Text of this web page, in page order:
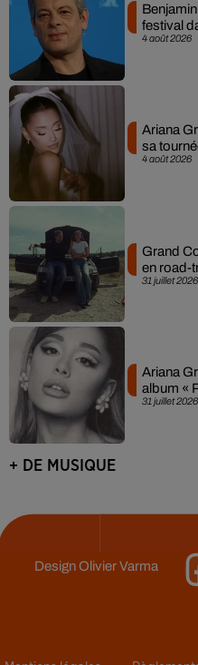
4 août 2026
festival
4 août 2026
Ariana
sa
31 juillet 2026
Grand
en road-
31 juillet 2026
Ariana
album «
+ DE MUSIQUE
DesignOlivier Varma